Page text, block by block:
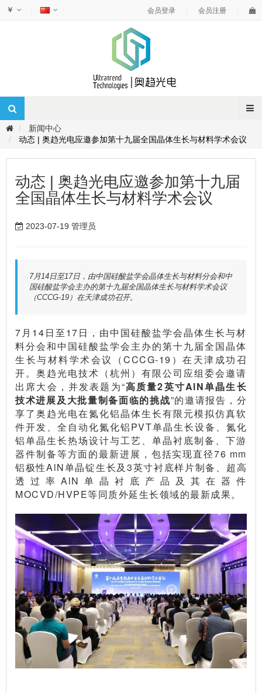
￥ 会员登录 会员注册
新闻中心
动态 | 奥趋光电应邀参加第十九届全国晶体生长与材料学术会议
动态 | 奥趋光电应邀参加第十九届
全国晶体生长与材料学术会议
2023-07-19 管理员
7月14日至17日，由中国硅酸盐学会晶体生长与材料分会和中
国硅酸盐学会主办的第十九届全国晶体生长与材料学术会议
（CCCG-19）在天津成功召开。
7月14日至17日，由中国硅酸盐学会晶体生长与材
料分会和中国硅酸盐学会主办的第十九届全国晶体
生长与材料学术会议（CCCG-19）在天津成功召
开。奥趋光电技术（杭州）有限公司应组委会邀请
出席大会，并发表题为“高质量2英寸AlN单晶生长
技术进展及大批量制备面临的挑战”的邀请报告，分
享了奥趋光电在氮化铝晶体生长有限元模拟仿真软
件开发、全自动化氮化铝PVT单晶生长设备、氮化
铝单晶生长热场设计与工艺、单晶衬底制备、下游
器件制备等方面的最新进展，包括实现直径76 mm
铝极性AlN单晶锭生长及3英寸衬底样片制备、超高
透过率AlN单晶衬底产品及其在器件
MOCVD/HVPE等同质外延生长领域的最新成果。